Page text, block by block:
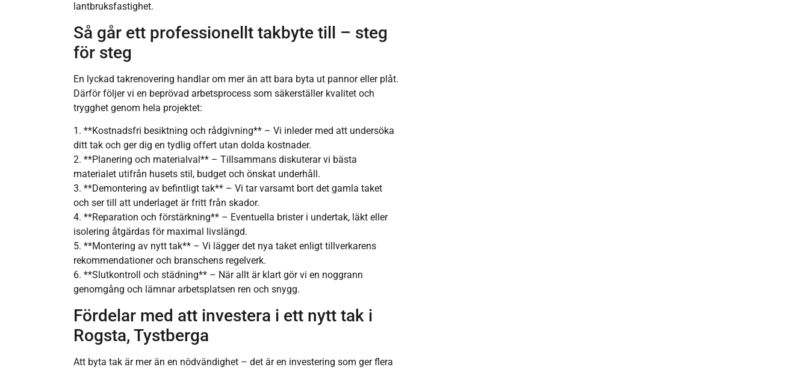
lantbruksfastighet.
Så går ett professionellt takbyte till – steg
för steg
En lyckad takrenovering handlar om mer än att bara byta ut pannor eller plåt.
Därför följer vi en beprövad arbetsprocess som säkerställer kvalitet och
trygghet genom hela projektet:
1. **Kostnadsfri besiktning och rådgivning** – Vi inleder med att undersöka
ditt tak och ger dig en tydlig offert utan dolda kostnader.
2. **Planering och materialval** – Tillsammans diskuterar vi bästa
materialet utifrån husets stil, budget och önskat underhåll.
3. **Demontering av befintligt tak** – Vi tar varsamt bort det gamla taket
och ser till att underlaget är fritt från skador.
4. **Reparation och förstärkning** – Eventuella brister i undertak, läkt eller
isolering åtgärdas för maximal livslängd.
5. **Montering av nytt tak** – Vi lägger det nya taket enligt tillverkarens
rekommendationer och branschens regelverk.
6. **Slutkontroll och städning** – När allt är klart gör vi en noggrann
genomgång och lämnar arbetsplatsen ren och snygg.
Fördelar med att investera i ett nytt tak i
Rogsta, Tystberga
Att byta tak är mer än en nödvändighet – det är en investering som ger flera